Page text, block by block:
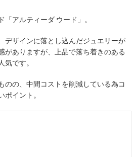
アルティーダ ウード」。
デザインに落とし込んだジュエリーが
がありますが、上品で落ち着きのある
です。
のの、中間コストを削減している為コ
ポイント。